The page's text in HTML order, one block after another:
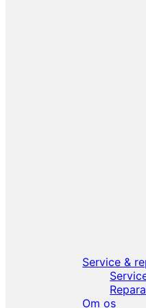
Service &
Om os